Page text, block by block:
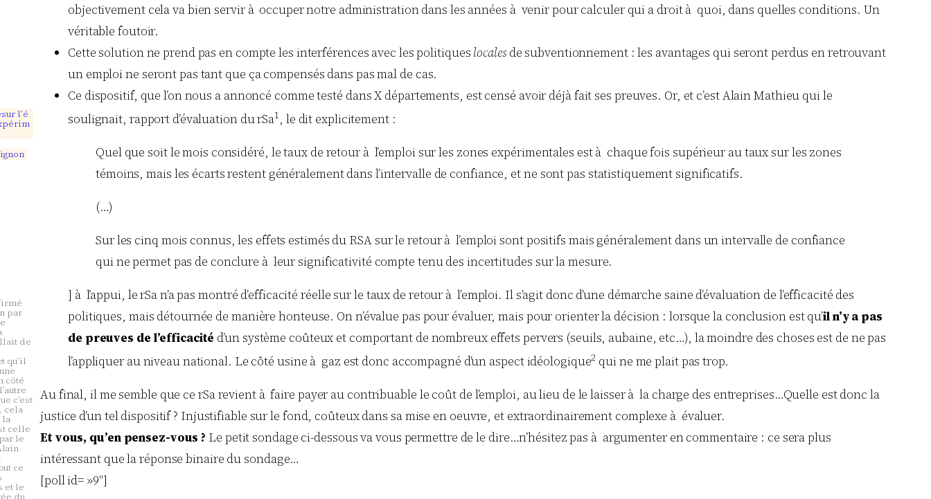
objectivement cela va bien servir à occuper notre administration dans les années à venir pour calculer qui a droit à quoi, dans quelles conditions. Un
véritable foutoir.
Cette solution ne prend pas en compte les interférences avec les politiques localesde subventionnement : les avantages qui seront perdus en retrouvant
un emploi ne seront pas tant que ça compensés dans pas mal de cas.
Ce dispositif, que l’on nous a annoncé comme testé dans X départements, est censé avoir déjà fait ses preuves. Or, et c’est AlainMathieu qui le
soulignait, rapport d’évaluation du rSa1
sur l’é
périm
ignon
, le dit explicitement :
Quel que soit le mois considéré, le taux de retour à l’emploi sur les zones expérimentales est à chaque fois supérieur au taux sur les zones
témoins, mais les écarts restent généralement dans l’intervalle de confiance, et ne sont pas statistiquement significatifs.
(…)
Sur les cinq mois connus, les effets estimés du RSA sur le retour à l’emploi sont positifs mais généralement dans un intervalle de confiance
qui ne permet pas de conclure à leur significativité compte tenu des incertitudes sur la mesure.
] à l’appui, le rSa n’a pas montré d’efficacité réelle sur le taux de retour à l’emploi. Il s’agit donc d’une démarche saine d’évaluation de l’efficacité des
politiques, mais détournée de manière honteuse. On n’évalue pas pour évaluer, mais pour orienter la décision : lorsque la conclusion est qu’il n’y a pas
de preuves de l’efficacité d’un système coûteux et comportant de nombreux effets pervers (seuils, aubaine, etc…), la moindre des choses est de ne pas
l’appliquer au niveau national. Le côté usine à gaz est donc accompagné d’un aspect idéologique2
par
de
qu’il
côté
c’est
cela
la
celle
le
ce
et le
qui ne me plait pas trop.
Au final, il me semble que ce rSa revient à faire payer au contribuable le coût de l’emploi, au lieu de le laisser à la charge des entreprises…Quelle est donc la
justice d’un tel dispositif ? Injustifiable sur le fond, coûteux dans sa mise en oeuvre, et extraordinairement complexe à évaluer.
Et vous, qu’en pensez-vous ? Le petit sondage ci-dessous va vous permettre de le dire…n’hésitez pas à argumenter en commentaire : ce sera plus
intéressant que la réponse binaire du sondage…
[poll id= »9″]